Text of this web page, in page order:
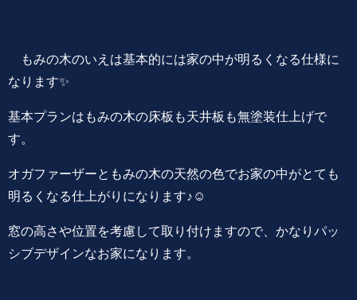
もみの木のいえは基本的には家の中が明るくなる仕様に
なります✨
基本プランはもみの木の床板も天井板も無塗装仕上げで
す。
オガファーザーともみの木の天然の色でお家の中がとても
明るくなる仕上がりになります♪☺️
窓の高さや位置を考慮して取り付けますので、かなりパッ
シブデザインなお家になります。